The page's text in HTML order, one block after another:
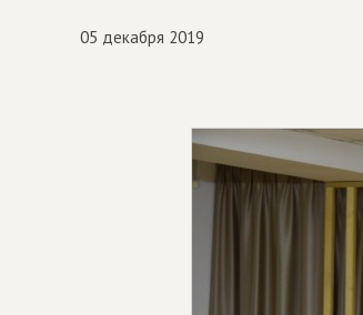
05 декабря 2019